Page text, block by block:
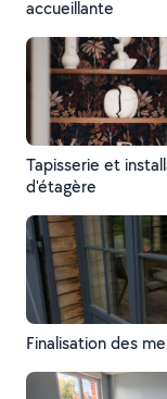
accueillante
Tapisserie et
d'étagère
Finalisation des